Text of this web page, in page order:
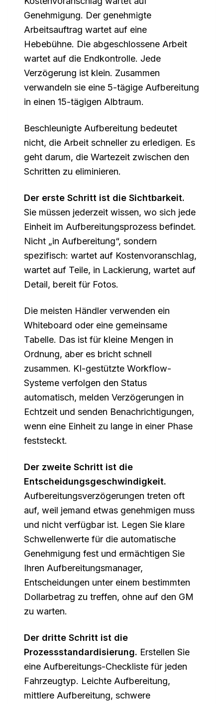
Genehmigung. Der genehmigte
Arbeitsauftrag wartet auf eine
Hebebühne. Die abgeschlossene Arbeit
wartet auf die Endkontrolle. Jede
Verzögerung ist klein. Zusammen
verwandeln sie eine 5-tägige Aufbereitung
in einen 15-tägigen Albtraum.
Beschleunigte Aufbereitung bedeutet
nicht, die Arbeit schneller zu erledigen. Es
geht darum, die Wartezeit zwischen den
Schritten zu eliminieren.
Der erste Schritt ist die Sichtbarkeit.
Sie müssen jederzeit wissen, wo sich jede
Einheit im Aufbereitungsprozess befindet.
Nicht „in Aufbereitung“, sondern
spezifisch: wartet auf Kostenvoranschlag,
wartet auf Teile, in Lackierung, wartet auf
Detail, bereit für Fotos.
Die meisten Händler verwenden ein
Whiteboard oder eine gemeinsame
Tabelle. Das ist für kleine Mengen in
Ordnung, aber es bricht schnell
zusammen. KI-gestützte Workflow-
Systeme verfolgen den Status
automatisch, melden Verzögerungen in
Echtzeit und senden Benachrichtigungen,
wenn eine Einheit zu lange in einer Phase
feststeckt.
Der zweite Schritt ist die
Entscheidungsgeschwindigkeit.
Aufbereitungsverzögerungen treten oft
auf, weil jemand etwas genehmigen muss
und nicht verfügbar ist. Legen Sie klare
Schwellenwerte für die automatische
Genehmigung fest und ermächtigen Sie
Ihren Aufbereitungsmanager,
Entscheidungen unter einem bestimmten
Dollarbetrag zu treffen, ohne auf den GM
zu warten.
Der dritte Schritt ist die
Prozessstandardisierung. Erstellen Sie
eine Aufbereitungs-Checkliste für jeden
Fahrzeugtyp. Leichte Aufbereitung,
mittlere Aufbereitung, schwere